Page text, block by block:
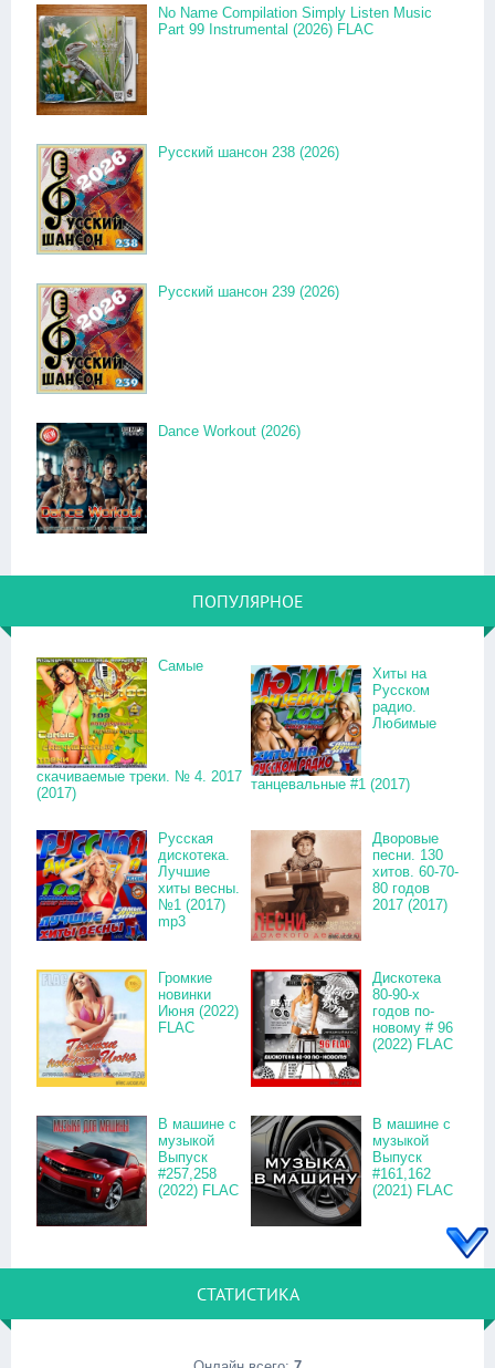
No Name Compilation Simply Listen Music
Part 99 Instrumental (2026) FLAC
Русский шансон 238 (2026)
Русский шансон 239 (2026)
Dance Workout (2026)
ПОПУЛЯРНОЕ
Самые
скачиваемые треки. № 4. 2017
(2017)
Хиты на
Русском
радио.
Любимые
танцевальные #1 (2017)
Русская
дискотека.
Лучшие
хиты весны.
№1 (2017)
mp3
Дворовые
песни. 130
хитов. 60-70-
80 годов
2017 (2017)
Громкие
новинки
Июня (2022)
FLAC
Дискотека
80-90-х
годов по-
новому # 96
(2022) FLAC
В машине с
музыкой
Выпуск
#257,258
(2022) FLAC
В машине с
музыкой
Выпуск
#161,162
(2021) FLAC
СТАТИСТИКА